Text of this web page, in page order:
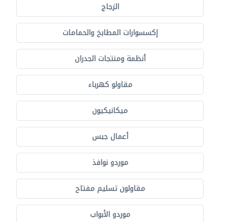
الزجاج
إكسسوارات المطابخ والحمامات
أنظمة ومنتجات الجدران
مقاولو كهرباء
ميكانيكيون
أعمال جبس
موردو نوافذ
مقاولون تسليم مفتاح
موردو الأبواب